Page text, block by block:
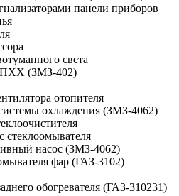
панели приборов
света
(ЗМЗ-402)
отопителя
охлаждения (ЗМЗ-4062)
насос (ЗМЗ-4062)
фар (ГАЗ-3102)
обогревателя (ГАЗ-310231)